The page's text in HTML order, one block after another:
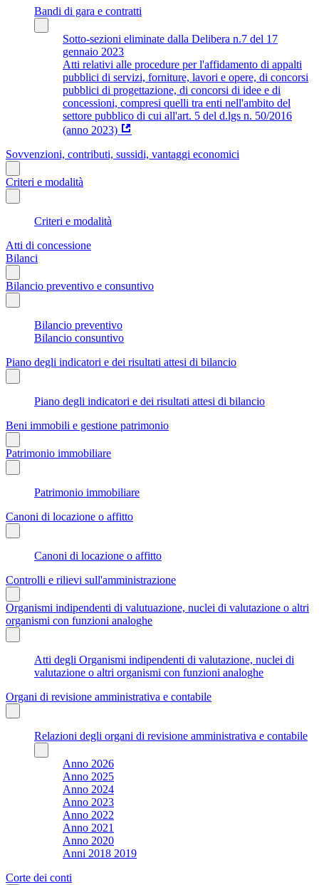
Bandi di gara e contratti
Sotto-sezioni eliminate dalla Delibera n.7 del 17
gennaio 2023
Atti relativi alle procedure per l'affidamento di appalti
pubblici di servizi, forniture, lavori e opere, di concorsi
pubblici di progettazione, di concorsi di idee e di
concessioni, compresi quelli tra enti nell'ambito del
settore pubblico di cui all'art. 5 del d.lgs n. 50/2016
(anno 2023)
Sovvenzioni, contributi, sussidi, vantaggi economici
Criteri e modalità
Criteri e modalità
Atti di concessione
Bilanci
Bilancio preventivo e consuntivo
Bilancio preventivo
Bilancio consuntivo
Piano degli indicatori e dei risultati attesi di bilancio
Piano degli indicatori e dei risultati attesi di bilancio
Beni immobili e gestione patrimonio
Patrimonio immobiliare
Patrimonio immobiliare
Canoni di locazione o affitto
Canoni di locazione o affitto
Controlli e rilievi sull'amministrazione
Organismi indipendenti di valutuazione, nuclei di valutazione o altri
organismi con funzioni analoghe
Atti degli Organismi indipendenti di valutazione, nuclei di
valutazione o altri organismi con funzioni analoghe
Organi di revisione amministrativa e contabile
Relazioni degli organi di revisione amministrativa e contabile
Anno 2026
Anno 2025
Anno 2024
Anno 2023
Anno 2022
Anno 2021
Anno 2020
Anni 2018 2019
Corte dei conti